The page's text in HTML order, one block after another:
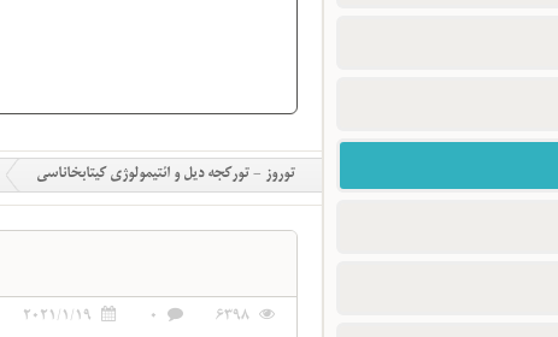
توروز - تورکجه دیل و ائتیمولوژی کیتابخاناسی
6398
0
2021/1/19